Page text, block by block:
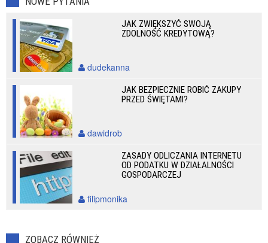
JAK ZWIĘKSZYĆ SWOJĄ
ZDOLNOŚĆ KREDYTOWĄ?
dudekanna
JAK BEZPIECZNIE ROBIĆ ZAKUPY
PRZED ŚWIĘTAMI?
dawidrob
ZASADY ODLICZANIA INTERNETU
OD PODATKU W DZIAŁALNOŚCI
GOSPODARCZEJ
filipmonika
ZOBACZ RÓWNIEŻ